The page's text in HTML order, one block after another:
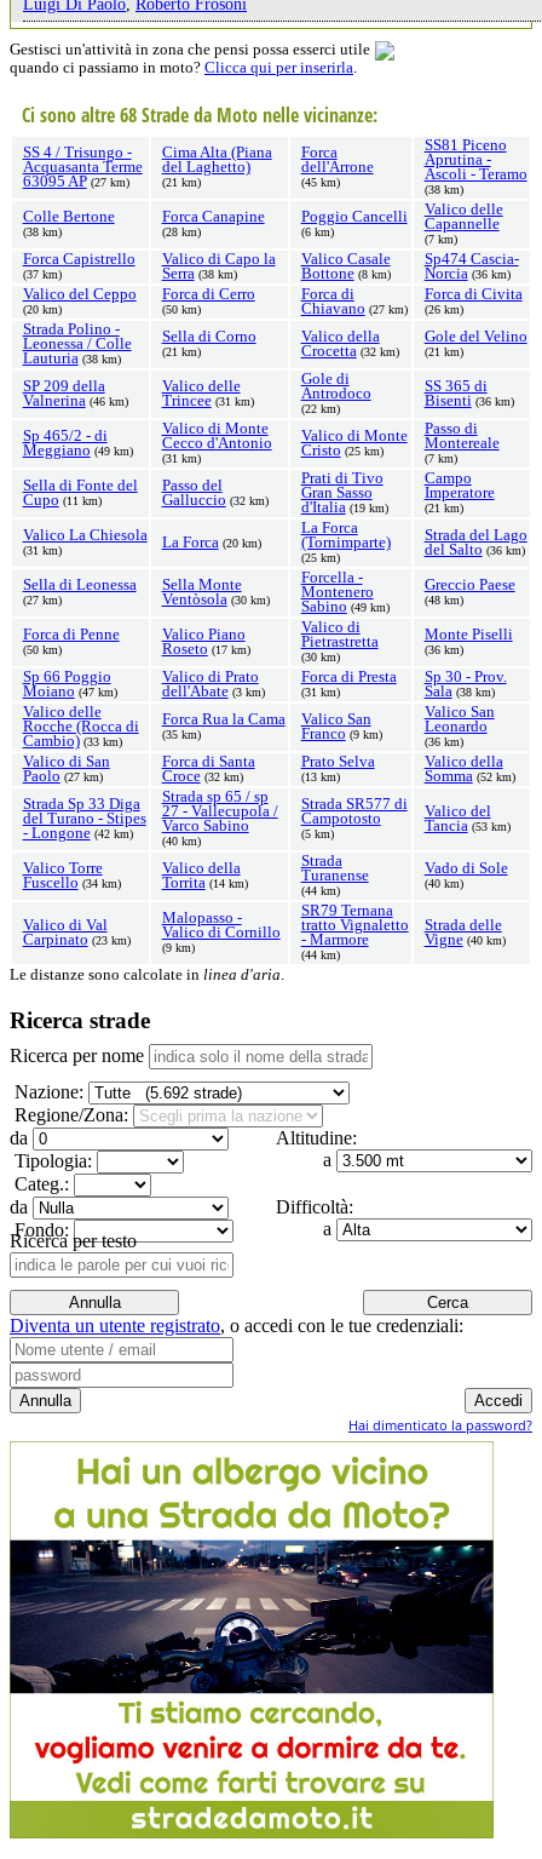
Gestisci un'attività in zona che pensi possa esserci utile
quando ci passiamo in moto? Clicca qui per inserirla.
Ci sono altre 68 Strade da Moto nelle vicinanze:
SS 4 / Trisungo -
Acquasanta Terme
63095 AP (27 km)
Cima Alta (Piana
del Laghetto)
(21 km)
Forca
dell'Arrone
(45 km)
SS81 Piceno
Aprutina -
Ascoli - Teramo
(38 km)
Colle Bertone
(38 km)
Forca Canapine
(28 km)
Poggio Cancelli
(6 km)
Valico delle
Capannelle
(7 km)
Forca Capistrello
(37 km)
Valico di Capo la
Serra (38 km)
Valico Casale
Bottone (8 km)
Sp474 Cascia-
Norcia (36 km)
Valico del Ceppo
(20 km)
Forca di Cerro
(50 km)
Forca di
Chiavano (27 km)
Forca di Civita
(26 km)
Strada Polino -
Leonessa / Colle
Lauturia (38 km)
Sella di Corno
(21 km)
Valico della
Crocetta (32 km)
Gole del Velino
(21 km)
SP 209 della
Valnerina (46 km)
Valico delle
Trincee (31 km)
Gole di
Antrodoco
(22 km)
SS 365 di
Bisenti (36 km)
Sp 465/2 - di
Meggiano (49 km)
Valico di Monte
Cecco d'Antonio
(31 km)
Valico di Monte
Cristo (25 km)
Passo di
Montereale
(7 km)
Sella di Fonte del
Cupo (11 km)
Passo del
Galluccio (32 km)
Prati di Tivo
Gran Sasso
d'Italia (19 km)
Campo
Imperatore
(21 km)
Valico La Chiesola
(31 km) La Forca (20 km)
La Forca
(Tornimparte)
(25 km)
Strada del Lago
del Salto (36 km)
Sella di Leonessa
(27 km)
Sella Monte
Ventòsola (30 km)
Forcella -
Montenero
Sabino (49 km)
Greccio Paese
(48 km)
Forca di Penne
(50 km)
Valico Piano
Roseto (17 km)
Valico di
Pietrastretta
(30 km)
Monte Piselli
(36 km)
Sp 66 Poggio
Moiano (47 km)
Valico di Prato
dell'Abate (3 km)
Forca di Presta
(31 km)
Sp 30 - Prov.
Sala (38 km)
Valico delle
Rocche (Rocca di
Cambio) (33 km)
Forca Rua la Cama
(35 km)
Valico San
Franco (9 km)
Valico San
Leonardo
(36 km)
Valico di San
Paolo (27 km)
Forca di Santa
Croce (32 km)
Prato Selva
(13 km)
Valico della
Somma (52 km)
Strada Sp 33 Diga
del Turano - Stipes
- Longone (42 km)
Strada sp 65 / sp
27 - Vallecupola /
Varco Sabino
(40 km)
Strada SR577 di
Campotosto
(5 km)
Valico del
Tancia (53 km)
Valico Torre
Fuscello (34 km)
Valico della
Torrita (14 km)
Strada
Turanense
(44 km)
Vado di Sole
(40 km)
Valico di Val
Carpinato (23 km)
Malopasso -
Valico di Cornillo
(9 km)
SR79 Ternana
tratto Vignaletto
- Marmore
(44 km)
Strada delle
Vigne (40 km)
Le distanze sono calcolate in linea d'aria.
Ricerca strade
Ricerca per nome
Nazione:
Regione/Zona:
Altitudine:
da
a
Tipologia:
Categ.:
Difficoltà:
da
a
Fondo:
Ricerca per testo
Diventa un utente registrato, o accedi con le tue credenziali:
Hai dimenticato la password?